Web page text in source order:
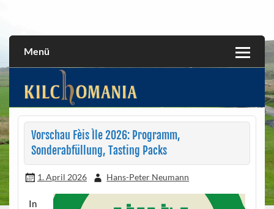
Menü
Vorschau Fèis Ìle 2026: Programm,
Sonderabfüllung, Tasting Packs
1. April 2026 Hans-Peter Neumann
In